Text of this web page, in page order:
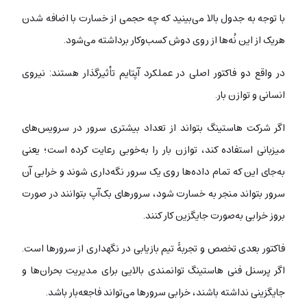
با توجه به جدول بالا می‌بینید که چه حجمی از خسارت با اضافه شدن
هریک از این نُه‌ها از روی دوش کسب‌وکار برداشته می‌شود.
در واقع دو فاکتور اصلی در عملکرد آپتایم تأثیرگذار هستند: نیروی
انسانی و توازن بار.
اگر شرکت هاستینگ بتواند از تعداد بیشتری سرور در سرویس‌های
میزبانی استفاده کند، توازن بار را به‌خوبی رعایت کرده است؛ یعنی
به‌جای این که تمام داده‌ها روی یک سرور نگه‌داری شوند و خرابی آن
سرور بتواند منجر به خسارت شود، سرورهای بک‌آپ بتوانند در صورت
بروز خرابی به‌صورت جایگزین کار کنند.
فاکتور بعدی تخصص و تجربۀ تیم بازیابی در نگهداری از سرورها است.
اگر پرسنل فنی هاستینگ توانمندی بالایی برای مدیریت بحران‌ها و
جایگزینی نداشته باشند، خرابی سرورها می‌تواند فاجعه‌بار باشد.